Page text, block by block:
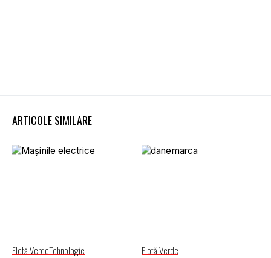
ARTICOLE SIMILARE
Flotă VerdeTehnologie Flotă Verde